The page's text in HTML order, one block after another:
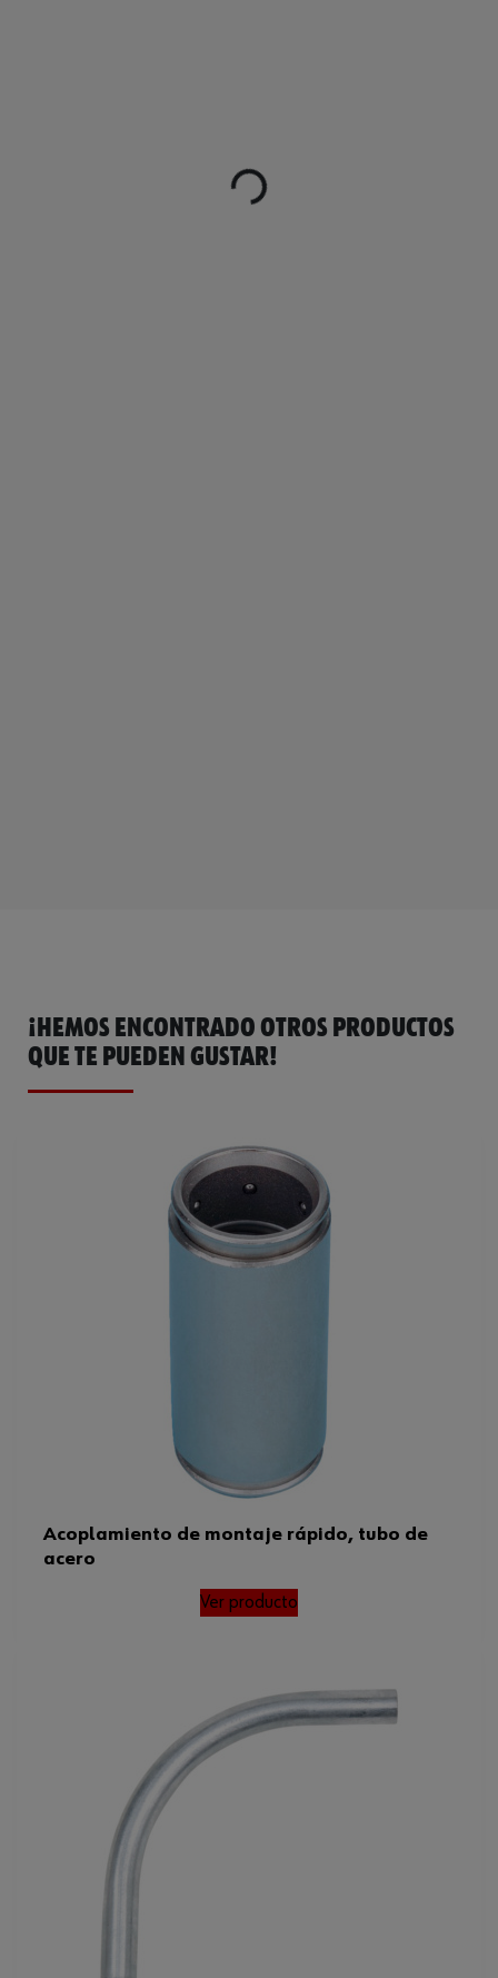
¡HEMOS ENCONTRADO OTROS PRODUCTOS
QUE TE PUEDEN GUSTAR!
Acoplamiento de montaje rápido, tubo de
acero
Ver producto